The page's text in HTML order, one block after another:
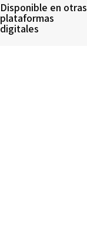
Disponible en otras
plataformas
digitales